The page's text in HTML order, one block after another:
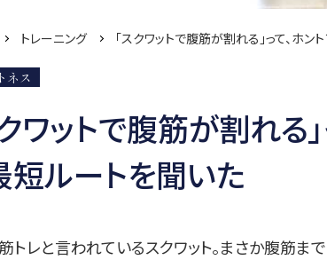
トレーニング 「スクワットで腹筋が割れる」って、ホ
ネス
ワットで腹筋が割れる
短ルートを聞いた
トレと言われているスクワット。まさか腹筋ま